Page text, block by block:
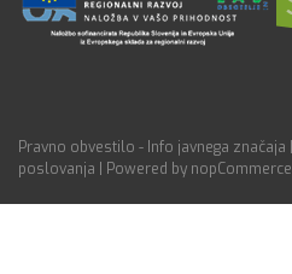
Pravno obvestilo - Info javnega značaja
poslovanja
Powered by nopCommerce